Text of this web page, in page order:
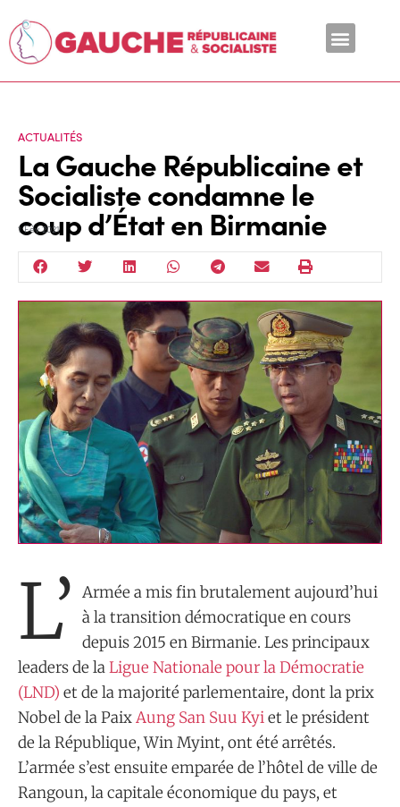
ACTUALITÉS
La Gauche Républicaine et
Socialiste condamne le
coup d’État en Birmanie
1 Fév 2021
L’ Armée a mis fin brutalement aujourd’hui
à la transition démocratique en cours
depuis 2015 en Birmanie. Les principaux
leaders de laLigue Nationale pour la Démocratie
(LND) et de la majorité parlementaire, dont la prix
Nobel de la PaixAung San Suu Kyiet le président
de la République, Win Myint, ont été arrêtés.
L’armée s’est ensuite emparée de l’hôtel de ville de
Rangoun, la capitale économique du pays, et